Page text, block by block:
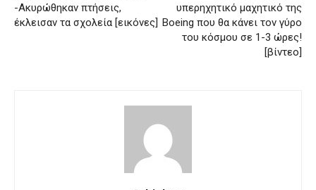
-Ακυρώθηκαν πτήσεις,
έκλεισαν τα σχολεία [εικόνες]
υπερηχητικό μαχητικό της
Boeing που θα κάνει τον γύρο
του κόσμου σε 1-3 ώρες!
[βίντεο]